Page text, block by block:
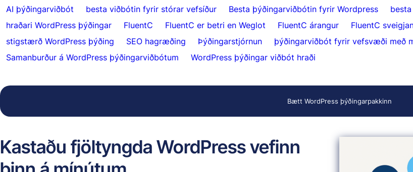
AI þýðingarviðbót besta viðbótin fyrir stórar vefsíður Besta þýðingarviðbótin fyrir Wordpress
hraðari WordPress þýðingar
FluentC FluentC er betri en Weglot FluentC árangur FluentC
stigstærð WordPress þýðing
SEO hagræðing Þýðingarstjórnun þýðingarviðbót fyrir vefsvæði með
Samanburður á WordPress þýðingarviðbótum
WordPress þýðingar viðbót hraði
Bætt WordPress þýðingarpakkinn
Kastaðu fjöltyngda WordPress vefinn